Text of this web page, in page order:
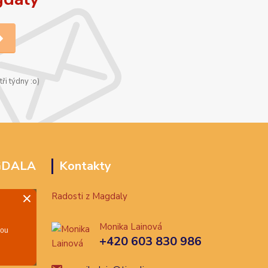
týdny :o)
Kontakty
Radosti z Magdaly
Monika Lainová
+420 603 830 986